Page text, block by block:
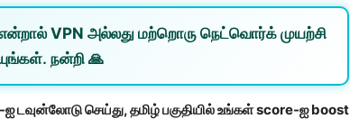
VPN அல்லது மற்றொரு நெட்வொர்க் முயற்சி
நன்றி 🙏
செய்து, தமிழ் பகுதியில் உங்கள் score-ஐ boost